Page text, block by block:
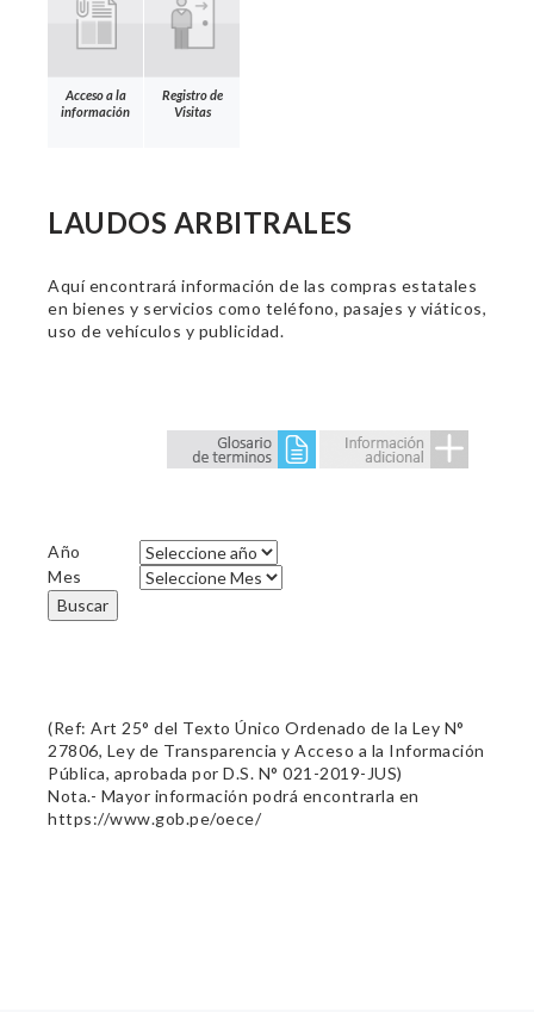
Acceso a la
información
Registro de
Visitas
LAUDOS ARBITRALES
Aquí encontrará información de las compras estatales
en bienes y servicios como teléfono, pasajes y viáticos,
uso de vehículos y publicidad.
Año
Mes
Buscar
(Ref: Art 25° del Texto Único Ordenado de la Ley N°
27806, Ley de Transparencia y Acceso a la Información
Pública, aprobada por D.S. N° 021-2019-JUS)
Nota.- Mayor información podrá encontrarla en
https://www.gob.pe/oece/